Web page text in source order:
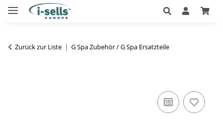
Zurück zur Liste G Spa Zubehör / G Spa Ersatzteile